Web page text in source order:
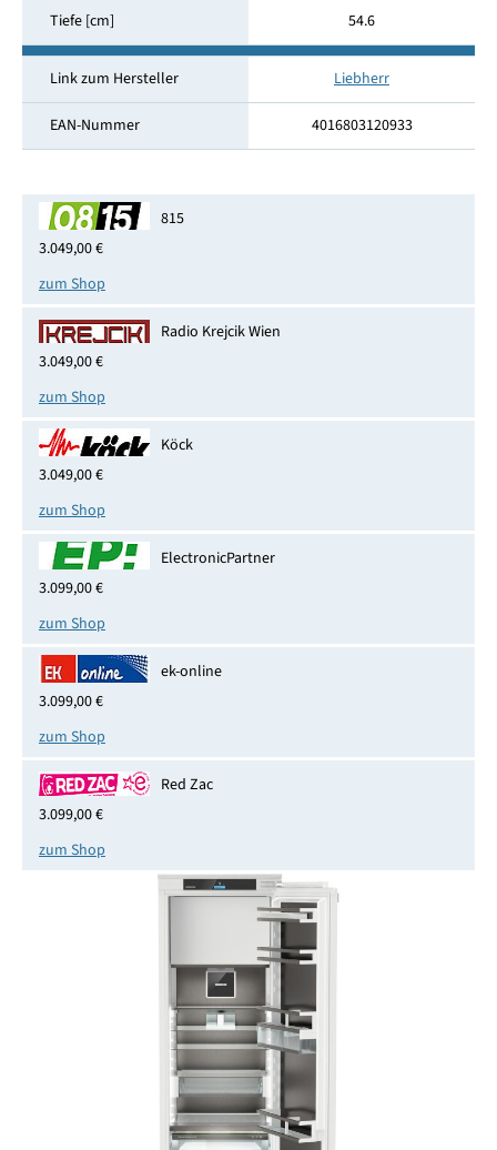
Tiefe [cm] 54.6
Link zum Hersteller Liebherr
EAN-Nummer 4016803120933
815
3.049,00 €
zum Shop
Radio Krejcik Wien
3.049,00 €
zum Shop
Köck
3.049,00 €
zum Shop
ElectronicPartner
3.099,00 €
zum Shop
ek-online
3.099,00 €
zum Shop
Red Zac
3.099,00 €
zum Shop